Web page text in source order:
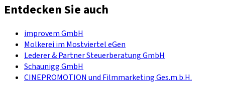
Entdecken Sie auch
improvem GmbH
Molkerei im Mostviertel eGen
Lederer & Partner Steuerberatung GmbH
Schaunigg GmbH
CINEPROMOTION und Filmmarketing Ges.m.b.H.